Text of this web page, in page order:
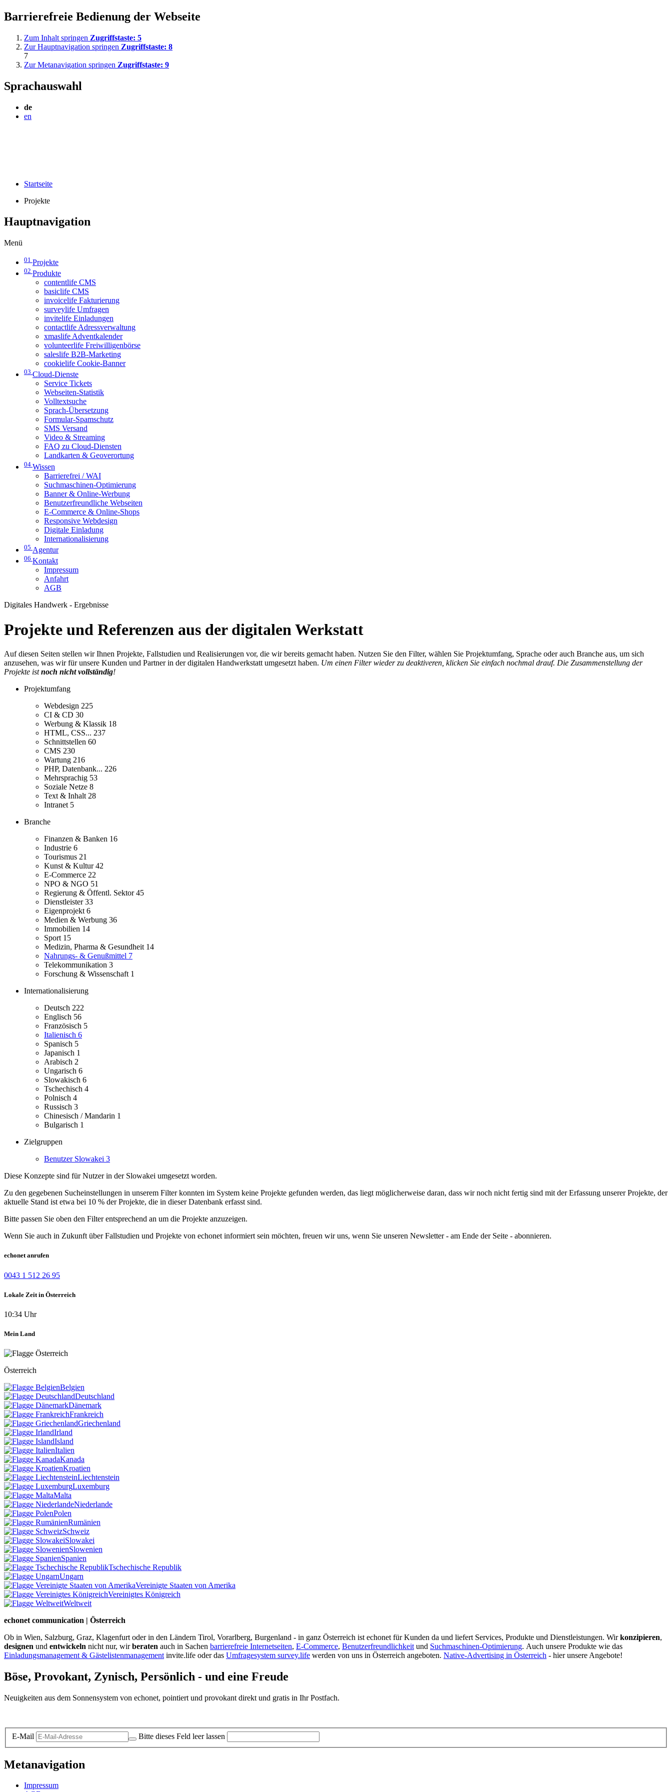
Barrierefreie Bedienung der Webseite
Zum Inhalt springen Zugriffstaste: 5
Zur Hauptnavigation springen Zugriffstaste: 8
7
Zur Metanavigation springen Zugriffstaste: 9
Sprachauswahl
de
en
Startseite
Projekte
Hauptnavigation
Menü
01 Projekte
02 Produkte
contentlife CMS
basiclife CMS
invoicelife Fakturierung
surveylife Umfragen
invitelife Einladungen
contactlife Adressverwaltung
xmaslife Adventkalender
volunteerlife Freiwilligenbörse
saleslife B2B-Marketing
cookielife Cookie-Banner
03 Cloud-Dienste
Service Tickets
Webseiten-Statistik
Volltextsuche
Sprach-Übersetzung
Formular-Spamschutz
SMS Versand
Video & Streaming
FAQ zu Cloud-Diensten
Landkarten & Geoverortung
04 Wissen
Barrierefrei / WAI
Suchmaschinen-Optimierung
Banner & Online-Werbung
Benutzerfreundliche Webseiten
E-Commerce & Online-Shops
Responsive Webdesign
Digitale Einladung
Internationalisierung
05 Agentur
06 Kontakt
Impressum
Anfahrt
AGB
Digitales Handwerk - Ergebnisse
Projekte und Referenzen aus der digitalen Werkstatt
Auf diesen Seiten stellen wir Ihnen Projekte, Fallstudien und Realisierungen vor, die wir bereits gemacht haben. Nutzen Sie den Filter, wählen Sie Projektumfang, Sprache oder auch Branche aus, um sich
anzusehen, was wir für unsere Kunden und Partner in der digitalen Handwerkstatt umgesetzt haben. Um einen Filter wieder zu deaktiveren, klicken Sie einfach nochmal drauf. Die Zusammenstellung der
Projekte istnoch nicht vollständig!
Projektumfang
Webdesign 225
CI & CD 30
Werbung & Klassik 18
HTML, CSS... 237
Schnittstellen 60
CMS 230
Wartung 216
PHP, Datenbank... 226
Mehrsprachig 53
Soziale Netze 8
Text & Inhalt 28
Intranet 5
Branche
Finanzen & Banken 16
Industrie 6
Tourismus 21
Kunst & Kultur42
E-Commerce 22
NPO & NGO 51
Regierung & Öffentl. Sektor45
Dienstleister33
Eigenprojekt 6
Medien & Werbung 36
Immobilien 14
Sport 15
Medizin, Pharma & Gesundheit 14
Nahrungs- & Genußmittel 7
Telekommunikation 3
Forschung & Wissenschaft 1
Internationalisierung
Deutsch 222
Englisch 56
Französisch 5
Italienisch 6
Spanisch 5
Japanisch 1
Arabisch 2
Ungarisch 6
Slowakisch 6
Tschechisch 4
Polnisch 4
Russisch 3
Chinesisch / Mandarin 1
Bulgarisch 1
Zielgruppen
Benutzer Slowakei 3
Diese Konzepte sind für Nutzer in der Slowakei umgesetzt worden.
Zu den gegebenen Sucheinstellungen in unserem Filter konnten im System keine Projekte gefunden werden, das liegt möglicherweise daran, dass wir noch nicht fertig sind mit der Erfassung unserer Projekte, der
aktuelle Stand ist etwa bei 10 % der Projekte, die in dieser Datenbank erfasst sind.
Bitte passen Sie oben den Filter entsprechend an um die Projekte anzuzeigen.
Wenn Sie auch in Zukunft über Fallstudien und Projekte von echonet informiert sein möchten, freuen wir uns, wenn Sie unseren Newsletter - am Ende der Seite - abonnieren.
echonet anrufen
0043 1 512 26 95
Lokale Zeit in Österreich
10:34 Uhr
Mein Land
Österreich
Belgien
Deutschland
Dänemark
Frankreich
Griechenland
Irland
Island
Italien
Kanada
Kroatien
Liechtenstein
Luxemburg
Malta
Niederlande
Polen
Rumänien
Schweiz
Slowakei
Slowenien
Spanien
Tschechische Republik
Ungarn
Vereinigte Staaten von Amerika
Vereinigtes Königreich
Weltweit
echonet communication | Österreich
Ob in Wien, Salzburg, Graz, Klagenfurt oder in den Ländern Tirol, Vorarlberg, Burgenland - in ganz Österreich ist echonet für Kunden da und liefert Services, Produkte und Dienstleistungen. Wirkonzipieren,
designen und entwickeln nicht nur, wirberaten auch in Sachen barrierefreie Internetseiten, E-Commerce, Benutzerfreundlichkeit und Suchmaschinen-Optimierung. Auch unsere Produkte wie das
Einladungsmanagement & Gästelistenmanagement invite.life oder das Umfragesystem survey.life werden von uns in Österreich angeboten. Native-Advertising in Österreich - hier unsere Angebote!
Böse, Provokant, Zynisch, Persönlich - und eine Freude
Neuigkeiten aus dem Sonnensystem von echonet, pointiert und provokant direkt und gratis in Ihr Postfach.
E-Mail Bitte dieses Feld leer lassen
Metanavigation
Impressum